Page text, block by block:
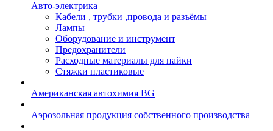
Авто-электрика
Кабели , трубки ,провода и разъёмы
Лампы
Оборудование и инструмент
Предохранители
Расходные материалы для пайки
Стяжки пластиковые
Американская автохимия BG
Аэрозольная продукция собственного производства